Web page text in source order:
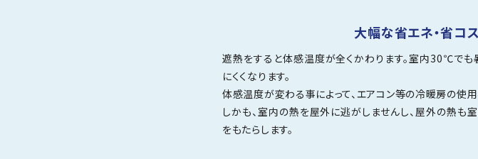
大幅な省エネ・省コ
遮熱をすると体感温度が全くかわります。室内30℃でも
にくくなります。
体感温度が変わる事によって、エアコン等の冷暖房の使
しかも、室内の熱を屋外に逃がしませんし、屋外の熱も
をもたらします。